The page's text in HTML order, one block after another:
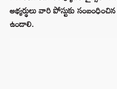
అభ్యర్థులు వారి పోస్టుకు
ఉండాలి.